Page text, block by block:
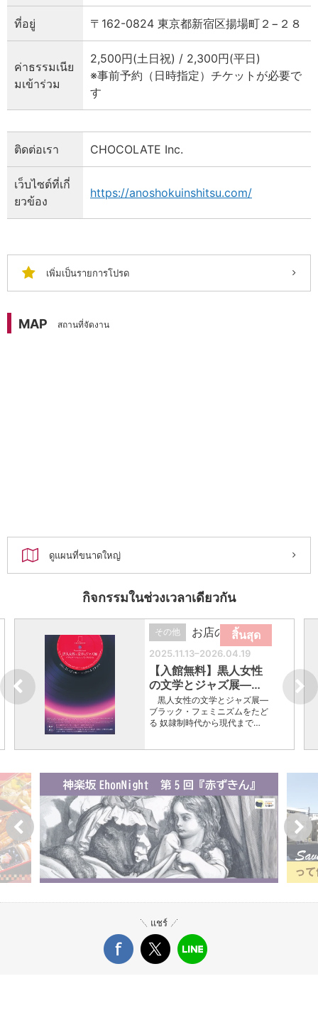
ที่อยู่ 〒162-0824 東京都新宿区揚場町２−２８
ค่าธรรมเนีย
มเข้าร่วม
2,500円(土日祝) / 2,300円(平日)
※事前予約（日時指定）チケットが必要で
す
ติดต่อเรา CHOCOLATE Inc.
เว็บไซต์ที่เกี่
ยวข้อง
https://anoshokuinshitsu.com/
เพิ่มเป็นรายการโปรด
MAP สถานที่จัดงาน
ดูแผนที่ขนาดใหญ่
กิจกรรมในช่วงเวลาเดียวกัน
สิ้นสุด
その他 お店の催し
2025.11.13–2026.04.19
【入館無料】黒人女性
の文学とジャズ展―…
黒人女性の文学とジャズ展―
ブラック・フェミニズムをたど
る 奴隷制時代から現代まで…
แชร์